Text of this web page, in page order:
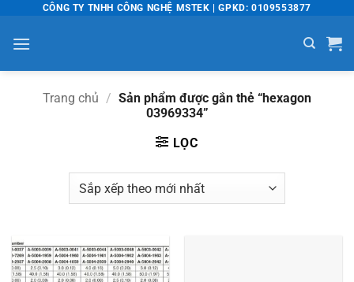
nội
dung
CÔNG TY TNHH CÔNG NGHỆ MSTEK | GPKD: 0109553877
Trang chủ / Sản phẩm được gắn thẻ “hexagon
03969334”
LỌC